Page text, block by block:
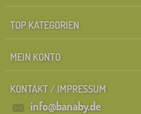
TOP KATEGORIEN
MEIN KONTO
KONTAKT / IMPRESSUM
info@banaby.de